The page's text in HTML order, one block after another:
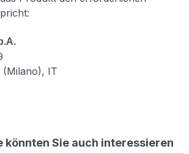
(Milano), IT
könnten Sie auch interessieren